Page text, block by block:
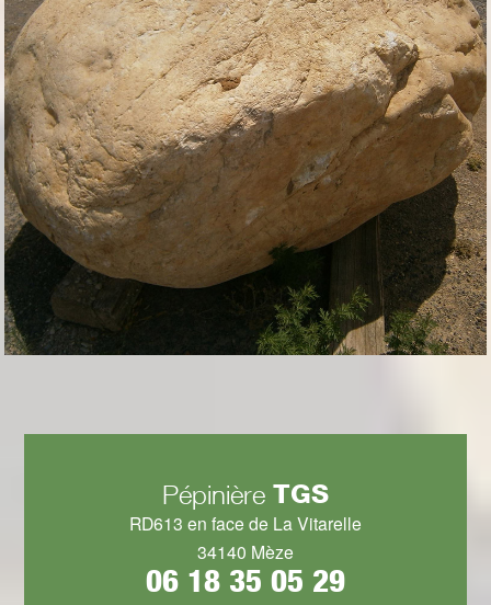
Pépinière TGS
RD613 en face de La Vitarelle
34140 Mèze
06 18 35 05 29